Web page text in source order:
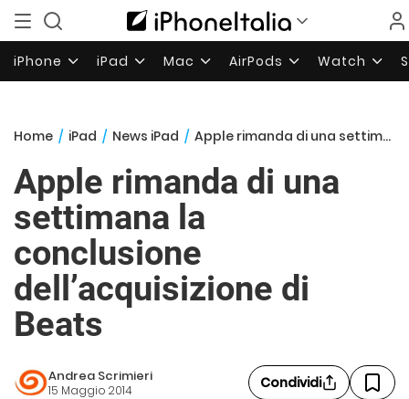
iPhone iPad Mac AirPods Watch
Home / iPad / News iPad / Apple rimanda di una settimana la conclusione dell’acquisizione di Beats
Apple rimanda di una
settimana la
conclusione
dell’acquisizione di
Beats
Andrea Scrimieri
15 Maggio 2014 Condividi